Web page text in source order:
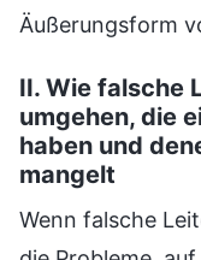
Äußerungsform
II. Wie falsche
umgehen, die
haben und
mangelt
Wenn falsche